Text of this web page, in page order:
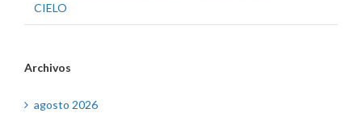
CIELO
Archivos
agosto 2026